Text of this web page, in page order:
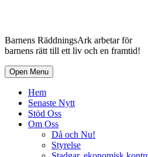
Barnens RäddningsArk arbetar för
barnens rätt till ett liv och en framtid!
Open Menu
Hem
Senaste Nytt
Stöd Oss
Om Oss
Då och Nu!
Styrelse